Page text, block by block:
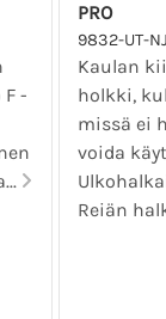
-
PRO
9832-UT-
Kaulan
holkki,
missä ei
voida
Reiän